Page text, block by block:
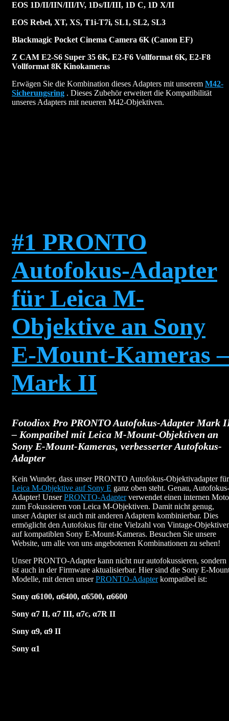
EOS 1D/II/IIN/III/IV, 1Ds/II/III, 1D C, 1D X/II
EOS Rebel, XT, XS, T1i-T7i, SL1, SL2, SL3
Blackmagic Pocket Cinema Camera 6K (Canon EF)
Z CAM E2-S6 Super 35 6K, E2-F6 Vollformat 6K, E2-F8
Vollformat 8K Kinokameras
Erwägen Sie die Kombination dieses Adapters mit unserem M42-
Sicherungsring . Dieses Zubehör erweitert die Kompatibilität
unseres Adapters mit neueren M42-Objektiven.
#1 PRONTO
Autofokus-Adapter
für Leica M-
Objektive an Sony
E-Mount-Kameras –
Mark II
Fotodiox Pro PRONTO Autofokus-Adapter Mark
– Kompatibel mit Leica M-Mount-Objektiven an
Sony E-Mount-Kameras, verbesserter Autofokus-
Adapter
Kein Wunder, dass unser PRONTO Autofokus-Objektivadapter für
Leica M-Objektive auf Sony E ganz oben steht. Genau, Autofokus-
Adapter! UnserPRONTO-Adapterverwendet einen internen
zum Fokussieren von Leica M-Objektiven. Damit nicht genug,
unser Adapter ist auch mit anderen Adaptern kombinierbar. Dies
ermöglicht den Autofokus für eine Vielzahl von Vintage-
auf kompatiblen Sony E-Mount-Kameras. Besuchen Sie unsere
Website, um alle von uns angebotenen Kombinationen zu sehen!
Unser PRONTO-Adapter kann nicht nur autofokussieren, sondern
ist auch in der Firmware aktualisierbar. Hier sind die Sony E-
Modelle, mit denen unserPRONTO-Adapterkompatibel ist:
Sony α6100, α6400, α6500, α6600
Sony α7 II, α7 III, α7c, α7R II
Sony α9, α9 II
Sony α1